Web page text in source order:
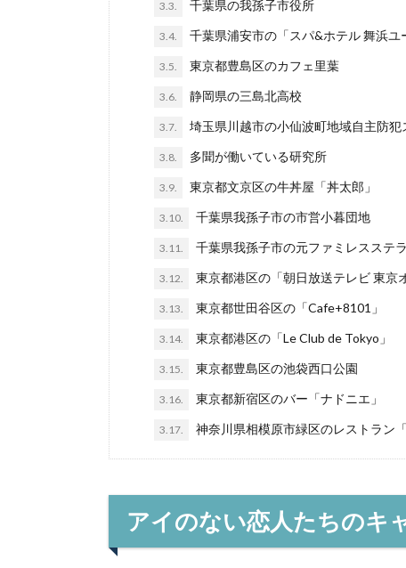
3.3. 千葉県の我孫子市役所
3.4. 千葉県浦安市の「スパ&ホテル 舞浜ユ
3.5. 東京都豊島区のカフェ里葉
3.6. 静岡県の三島北高校
3.7. 埼玉県川越市の小仙波町地域自主防犯
3.8. 多聞が働いている研究所
3.9. 東京都文京区の牛丼屋「丼太郎」
3.10. 千葉県我孫子市の市営小暮団地
3.11. 千葉県我孫子市の元ファミレスステラ
3.12. 東京都港区の「朝日放送テレビ 東京
3.13. 東京都世田谷区の「Cafe+8101」
3.14. 東京都港区の「Le Club de Tokyo」
3.15. 東京都豊島区の池袋西口公園
3.16. 東京都新宿区のバー「ナドニエ」
3.17. 神奈川県相模原市緑区のレストラン
アイのない恋人たちのキ